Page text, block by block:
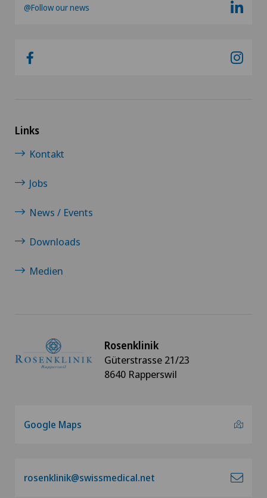
@Follow our news
Links
Kontakt
Jobs
News / Events
Downloads
Medien
Rosenklinik
Güterstrasse 21/23
8640 Rapperswil
Google Maps
rosenklinik@swissmedical.net